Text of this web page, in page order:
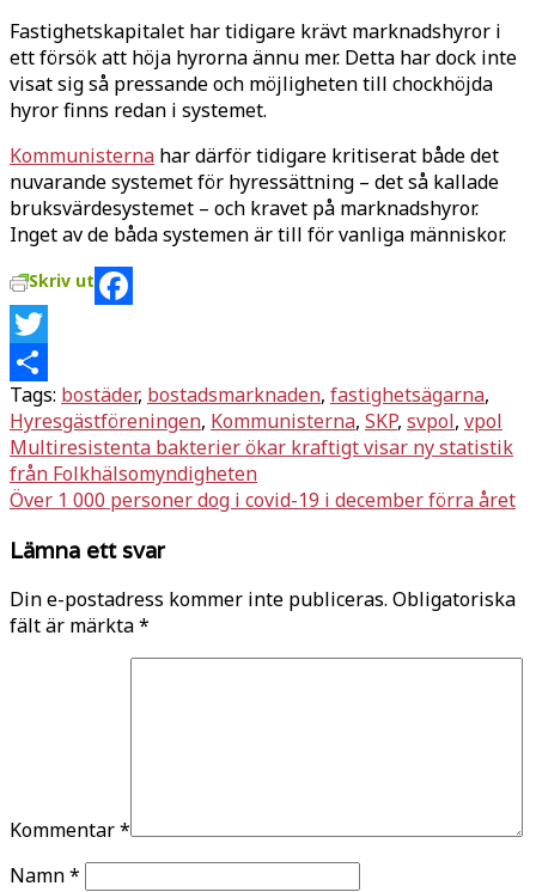
Fastighetskapitalet har tidigare krävt marknadshyror i
ett försök att höja hyrorna ännu mer. Detta har dock inte
visat sig så pressande och möjligheten till chockhöjda
hyror finns redan i systemet.
Kommunisterna har därför tidigare kritiserat både det
nuvarande systemet för hyressättning – det så kallade
bruksvärdesystemet – och kravet på marknadshyror.
Inget av de båda systemen är till för vanliga människor.
Skriv ut
Facebook
Twitter
Dela
Tags: bostäder, bostadsmarknaden, fastighetsägarna,
Hyresgästföreningen, Kommunisterna, SKP, svpol, vpol
Inläggsnavigering
Multiresistenta bakterier ökar kraftigt visar ny statistik
från Folkhälsomyndigheten
Över 1 000 personer dog i covid-19 i december förra året
Lämna ett svar
Din e-postadress kommer inte publiceras. Obligatoriska
fält är märkta*
Kommentar*
Namn*